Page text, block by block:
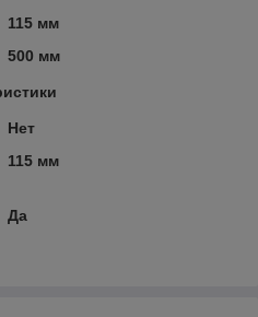
115 мм
500 мм
Нет
115 мм
Да